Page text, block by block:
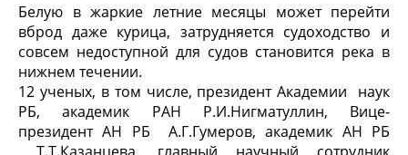
Белую в жаркие летние месяцы может перейти
вброд даже курица, затрудняется судоходство и
совсем недоступной для судов становится река в
нижнем течении.
12 ученых, в том числе, президент Академии наук
РБ, академик РАН Р.И.Нигматуллин, Вице-
президент АН РБ А.Г.Гумеров, академик АН РБ